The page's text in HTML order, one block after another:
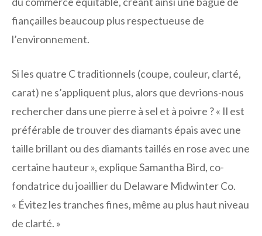
fiançailles beaucoup plus respectueuse de
l’environnement.
Si les quatre C traditionnels (coupe, couleur, clarté,
carat) ne s’appliquent plus, alors que devrions-nous
rechercher dans une pierre à sel et à poivre ? « Il est
préférable de trouver des diamants épais avec une
taille brillant ou des diamants taillés en rose avec une
certaine hauteur », explique Samantha Bird, co-
fondatrice du joaillier du Delaware Midwinter Co.
« Évitez les tranches fines, même au plus haut niveau
de clarté. »